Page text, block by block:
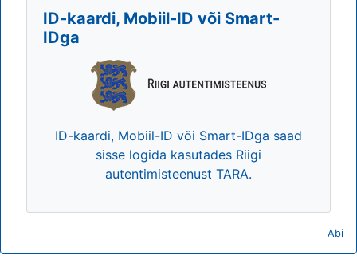
ID-kaardi, Mobiil-ID või Smart-
IDga
ID-kaardi, Mobiil-ID või Smart-IDga saad
sisse logida kasutades Riigi
autentimisteenust TARA.
Abi